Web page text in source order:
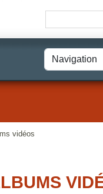
vidéos
cookies